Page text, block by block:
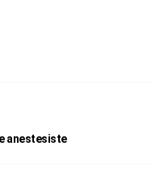
anestesiste